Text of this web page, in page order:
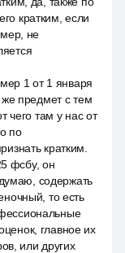
кратким, если
не
1 от 1 января
предмет с тем
чего там у нас от
по
кратким.
фсбу, он
содержать
то есть
главное их
или других